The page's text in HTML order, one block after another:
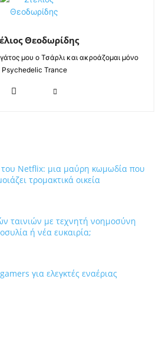
Θεοδωρίδης
μου ο Τσάρλι και ακροάζομαι μόνο
Psychedelic Trance
του Netflix: μια μαύρη κωμωδία που
τρομακτικά οικεία
ταινιών με τεχνητή νοημοσύνη
ή νέα ευκαιρία;
για ελεγκτές εναέριας